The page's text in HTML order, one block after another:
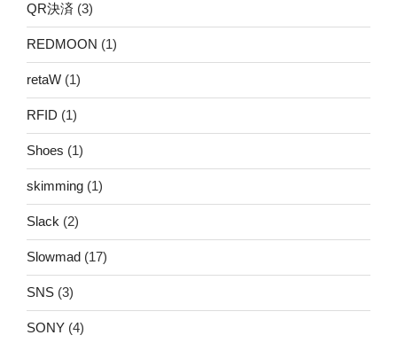
QR決済 (3)
REDMOON (1)
retaW (1)
RFID (1)
Shoes (1)
skimming (1)
Slack (2)
Slowmad (17)
SNS (3)
SONY (4)